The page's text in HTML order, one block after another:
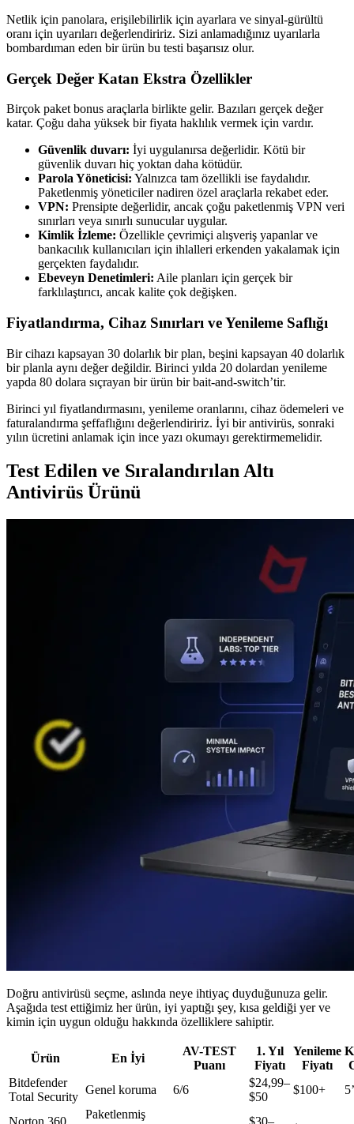
Netlik için panolara, erişilebilirlik için ayarlara ve sinyal-gürültü
oranı için uyarıları değerlendiririz. Sizi anlamadığınız uyarılarla
bombardıman eden bir ürün bu testi başarısız olur.
Gerçek Değer Katan Ekstra Özellikler
Birçok paket bonus araçlarla birlikte gelir. Bazıları gerçek değer
katar. Çoğu daha yüksek bir fiyata haklılık vermek için vardır.
Güvenlik duvarı: İyi uygulanırsa değerlidir. Kötü bir
güvenlik duvarı hiç yoktan daha kötüdür.
Parola Yöneticisi: Yalnızca tam özellikli ise faydalıdır.
Paketlenmiş yöneticiler nadiren özel araçlarla rekabet eder.
VPN: Prensipte değerlidir, ancak çoğu paketlenmiş VPN veri
sınırları veya sınırlı sunucular uygular.
Kimlik İzleme: Özellikle çevrimiçi alışveriş yapanlar ve
bankacılık kullanıcıları için ihlalleri erkenden yakalamak için
gerçekten faydalıdır.
Ebeveyn Denetimleri: Aile planları için gerçek bir
farklılaştırıcı, ancak kalite çok değişken.
Fiyatlandırma, Cihaz Sınırları ve Yenileme Saflığı
Bir cihazı kapsayan 30 dolarlık bir plan, beşini kapsayan 40 dolarlık
bir planla aynı değer değildir. Birinci yılda 20 dolardan yenileme
yapda 80 dolara sıçrayan bir ürün bir bait-and-switch’tir.
Birinci yıl fiyatlandırmasını, yenileme oranlarını, cihaz ödemeleri ve
faturalandırma şeffaflığını değerlendiririz. İyi bir antivirüs, sonraki
yılın ücretini anlamak için ince yazı okumayı gerektirmemelidir.
Test Edilen ve Sıralandırılan Altı
Antivirüs Ürünü
Doğru antivirüsü seçme, aslında neye ihtiyaç duyduğunuza gelir.
Aşağıda test ettiğimiz her ürün, iyi yaptığı şey, kısa geldiği yer ve
kimin için uygun olduğu hakkında özelliklere sahiptir.
Ürün En İyi
AV-TEST
Puanı
1. Yıl
Fiyatı
Yenileme
Fiyatı
Bitdefender
Total Security
Genel koruma 6/6
$24,99–
$50
$100+
Norton 360
Paketlenmiş
$30–